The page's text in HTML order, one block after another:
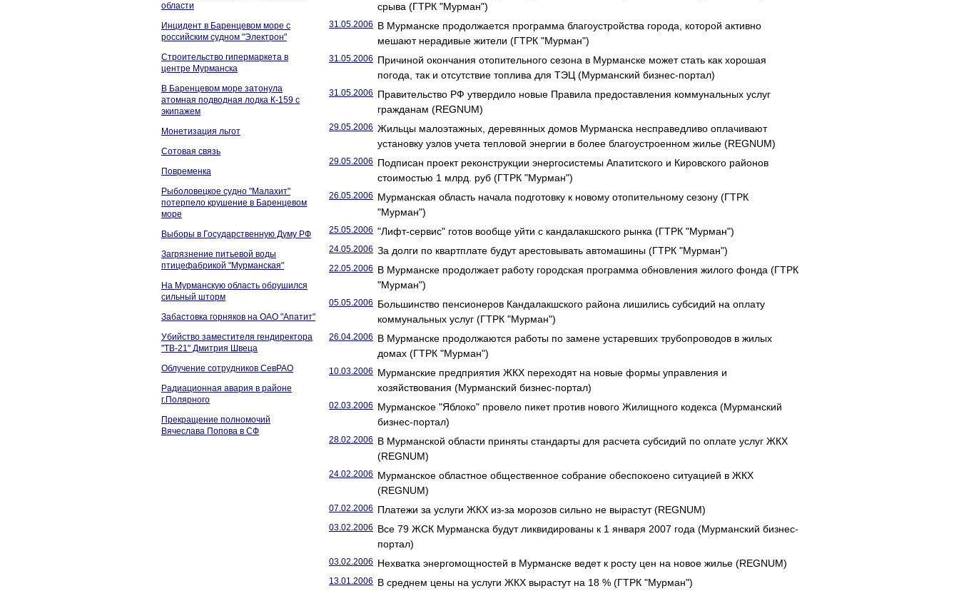
области
Инцидент в Баренцевом море с
российским судном "Электрон"
Строительство гипермаркета в
центре Мурманска
В Баренцевом море затонула
атомная подводная лодка К-159 с
экипажем
Монетизация льгот
Сотовая связь
Повременка
Рыболовецкое судно "Малахит"
потерпело крушение в Баренцевом
море
Выборы в Государственную Думу РФ
Загрязнение питьевой воды
птицефабрикой "Мурманская"
На Мурманскую область обрушился
сильный шторм
Забастовка горняков на ОАО "Апатит"
Убийство заместителя гендиректора
"ТВ-21" Дмитрия Швеца
Облучение сотрудников СевРАО
Радиационная авария в районе
г.Полярного
Прекращение полномочий
Вячеслава Попова в СФ
срыва (ГТРК "Мурман")
31.05.2006 В Мурманске продолжается программа благоустройства города, которой активно
мешают нерадивые жители (ГТРК "Мурман")
31.05.2006 Причиной окончания отопительного сезона в Мурманске может стать как хорошая
погода, так и отсутствие топлива для ТЭЦ (Мурманский бизнес-портал)
31.05.2006 Правительство РФ утвердило новые Правила предоставления коммунальных услуг
гражданам (REGNUM)
29.05.2006 Жильцы малоэтажных, деревянных домов Мурманска несправедливо оплачивают
установку узлов учета тепловой энергии в более благоустроенном жилье (REGNUM)
29.05.2006 Подписан проект реконструкции энергосистемы Апатитского и Кировского районов
стоимостью 1 млрд. руб (ГТРК "Мурман")
26.05.2006 Мурманская область начала подготовку к новому отопительному сезону (ГТРК
"Мурман")
25.05.2006 "Лифт-сервис" готов вообще уйти с кандалакшского рынка (ГТРК "Мурман")
24.05.2006 За долги по квартплате будут арестовывать автомашины (ГТРК "Мурман")
22.05.2006 В Мурманске продолжает работу городская программа обновления жилого фонда (ГТРК
"Мурман")
05.05.2006 Большинство пенсионеров Кандалакшского района лишились субсидий на оплату
коммунальных услуг (ГТРК "Мурман")
26.04.2006 В Мурманске продолжаются работы по замене устаревших трубопроводов в жилых
домах (ГТРК "Мурман")
10.03.2006 Мурманские предприятия ЖКХ переходят на новые формы управления и
хозяйствования (Мурманский бизнес-портал)
02.03.2006 Мурманское "Яблоко" провело пикет против нового Жилищного кодекса (Мурманский
бизнес-портал)
28.02.2006 В Мурманской области приняты стандарты для расчета субсидий по оплате услуг ЖКХ
(REGNUM)
24.02.2006 Мурманское областное общественное собрание обеспокоено ситуацией в ЖКХ
(REGNUM)
07.02.2006 Платежи за услуги ЖКХ из-за морозов сильно не вырастут (REGNUM)
03.02.2006 Все 79 ЖСК Мурманска будут ликвидированы к 1 января 2007 года (Мурманский бизнес-
портал)
03.02.2006 Нехватка энергомощностей в Мурманске ведет к росту цен на новое жилье (REGNUM)
13.01.2006 В среднем цены на услуги ЖКХ вырастут на 18 % (ГТРК "Мурман")